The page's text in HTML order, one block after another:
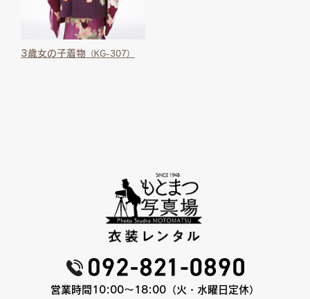
3歳女の子着物 （KG-307）
営業時間10:00〜18:00（火・水曜日定休）